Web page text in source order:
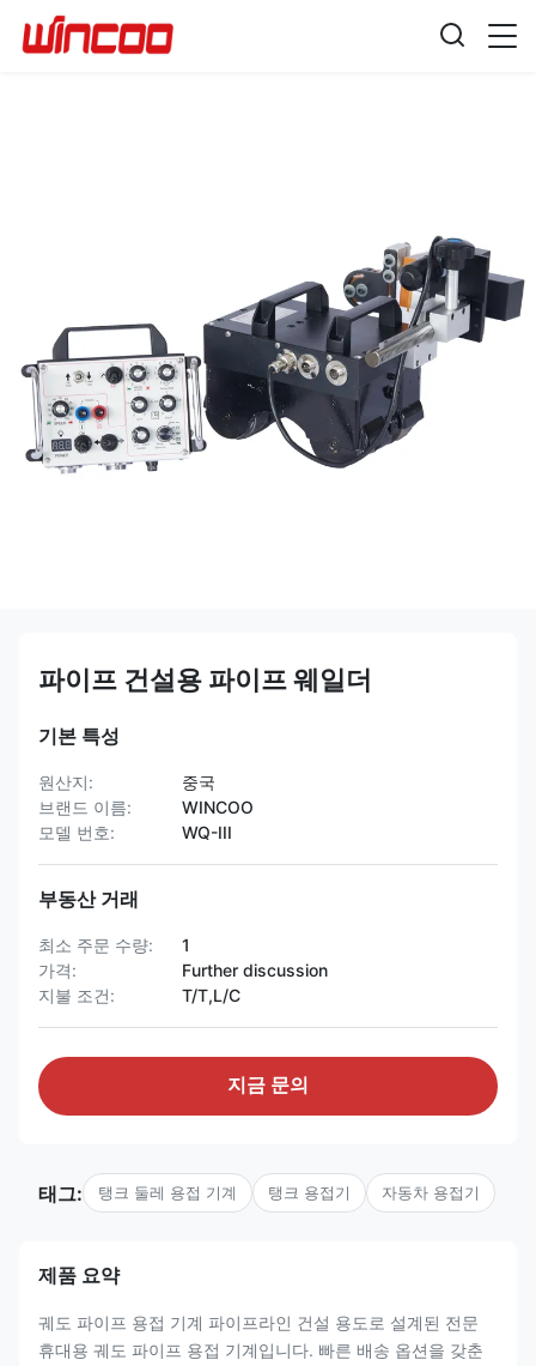
파이프 건설용 파이프 웨일더
기본 특성
원산지:
중국
브랜드 이름:
WINCOO
모델 번호:
WQ-III
부동산 거래
최소 주문 수량:
1
가격:
Further discussion
지불 조건:
T/T,L/C
지금 문의
태그: 탱크 둘레 용접 기계 탱크 용접기 자동차 용접기
제품 요약
궤도 파이프 용접 기계 파이프라인 건설 용도로 설계된 전문
휴대용 궤도 파이프 용접 기계입니다. 빠른 배송 옵션을 갖춘